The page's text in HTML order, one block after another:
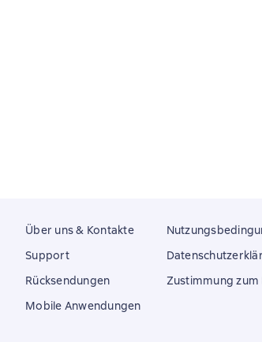
Über uns & Kontakte
Support
Rücksendungen
Mobile Anwendungen
Zustimmung